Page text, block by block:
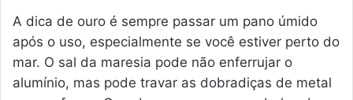
A dica de ouro é sempre passar um pano úmido
após o uso, especialmente se você estiver perto do
mar. O sal da maresia pode não enferrujar o
alumínio, mas pode travar as dobradiças de metal